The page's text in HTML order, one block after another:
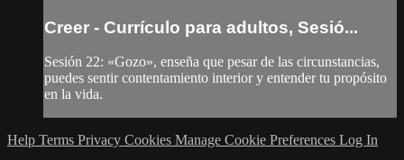
Creer - Currículo para adultos, Sesió...
Sesión 22: «Gozo», enseña que pesar de las circunstancias,
puedes sentir contentamiento interior y entender tu propósito
en la vida.
Help Terms Privacy Cookies Manage Cookie Preferences Log In